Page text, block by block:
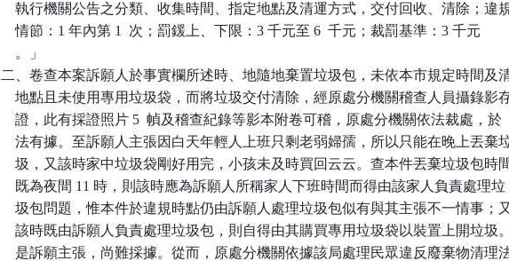
執行機關公告之分類、收集時間、指定地點及清運方式，交付回收、清除；違
    情節：1 年內第 1  次；罰鍰上、下限：3 千元至 6  千元；裁罰基準：3 千元
    。」
二、卷查本案訴願人於事實欄所述時、地隨地棄置垃圾包，未依本市規定時間及
地點且未使用專用垃圾袋，而將垃圾交付清除，經原處分機關稽查人員攝錄影
    證，此有採證照片 5  幀及稽查紀錄等影本附卷可稽，原處分機關依法裁處，於
法有據。至訴願人主張因白天年輕人上班只剩老弱婦孺，所以只能在晚上丟棄
圾，又該時家中垃圾袋剛好用完，小孩未及時買回云云。查本件丟棄垃圾包時
    既為夜間 11 時，則該時應為訴願人所稱家人下班時間而得由該家人負責處理垃
    圾包問題，惟本件於違規時點仍由訴願人處理垃圾包似有與其主張不一情事；又
    該時既由訴願人負責處理垃圾包，則自得由其購買專用垃圾袋以裝置上開垃圾。
是訴願主張，尚難採據。從而，原處分機關依據該局處理民眾違反廢棄物清理